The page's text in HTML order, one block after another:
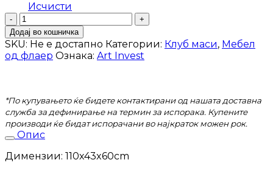
Исчисти
Клуб
маса
Rock
количина
Додај во кошничка
SKU: Не е достапно Категории: Клуб маси, Мебел
од флаер Ознака: Art Invest
*По купувањето ќе бидете контактирани од нашата доставна
служба за дефинирање на термин за испорака. Купените
производи ќе бидат испорачани во најкраток можен рок.
Опис
Димензии: 110х43x60cm